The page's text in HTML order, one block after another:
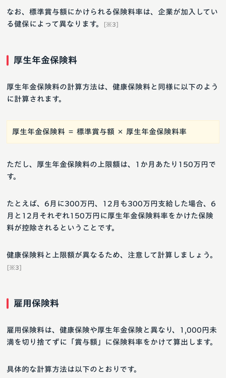
なお、標準賞与額にかけられる保険料率は、企業が加入してい
る健保によって異なります。
[※3]
厚生年金保険料
厚生年金保険料の計算方法は、健康保険料と同様に以下のよう
に計算されます。
厚生年金保険料 ＝ 標準賞与額 × 厚生年金保険料率
ただし、厚生年金保険料の上限額は、1か月あたり150万円で
す。
たとえば、6月に300万円、12月も300万円支給した場合、6
月と12月それぞれ150万円に厚生年金保険料率をかけた保険
料が控除されるということです。
健康保険料と上限額が異なるため、注意して計算しましょう。
[※3]
雇用保険料
雇用保険料は、健康保険や厚生年金保険と異なり、1,000円未
満を切り捨てずに「賞与額」に保険料率をかけて算出します。
具体的な計算方法は以下のとおりです。